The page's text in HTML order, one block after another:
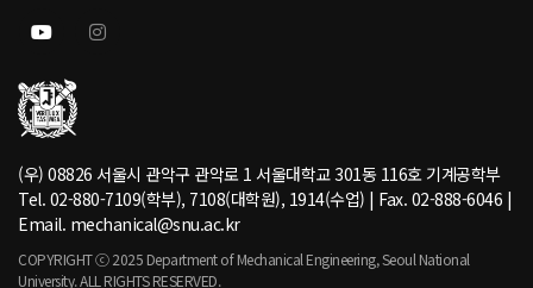
(우) 08826 서울시 관악구 관악로 1 서울대학교 301동 116호 기계공학부
Tel. 02-880-7109(학부), 7108(대학원), 1914(수업) | Fax. 02-888-6046 |
Email. mechanical@snu.ac.kr
COPYRIGHT ⓒ 2025 Department of Mechanical Engineering, Seoul National
University. ALL RIGHTS RESERVED.